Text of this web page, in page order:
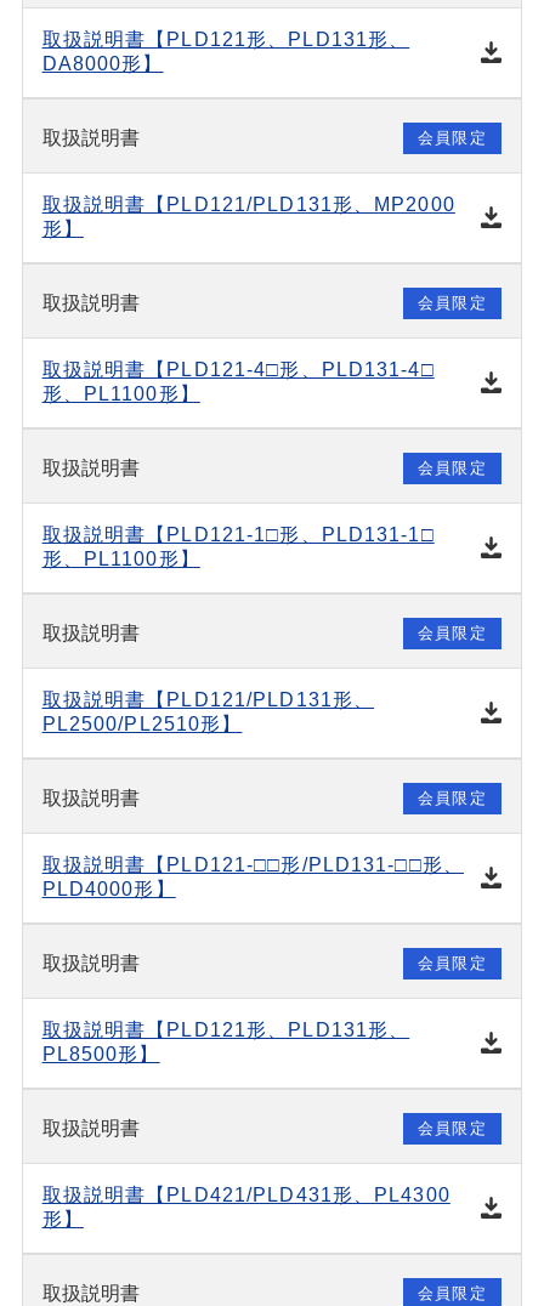
取扱説明書【PLD121形、PLD131形、
DA8000形】
取扱説明書 会員限定
取扱説明書【PLD121/PLD131形、MP2000
形】
取扱説明書 会員限定
取扱説明書【PLD121-4□形、PLD131-4□
形、PL1100形】
取扱説明書 会員限定
取扱説明書【PLD121-1□形、PLD131-1□
形、PL1100形】
取扱説明書 会員限定
取扱説明書【PLD121/PLD131形、
PL2500/PL2510形】
取扱説明書 会員限定
取扱説明書【PLD121-□□形/PLD131-□□形、
PLD4000形】
取扱説明書 会員限定
取扱説明書【PLD121形、PLD131形、
PL8500形】
取扱説明書 会員限定
取扱説明書【PLD421/PLD431形、PL4300
形】
取扱説明書 会員限定